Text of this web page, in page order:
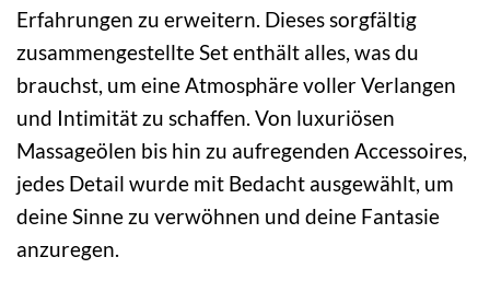
Erfahrungen zu erweitern. Dieses sorgfältig
zusammengestellte Set enthält alles, was du
brauchst, um eine Atmosphäre voller Verlangen
und Intimität zu schaffen. Von luxuriösen
Massageölen bis hin zu aufregenden Accessoires,
jedes Detail wurde mit Bedacht ausgewählt, um
deine Sinne zu verwöhnen und deine Fantasie
anzuregen.